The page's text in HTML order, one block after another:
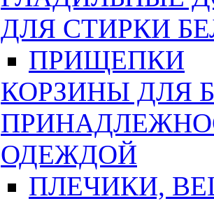
ДЛЯ СТИРКИ
ПРИЩЕПКИ
КОРЗИНЫ ДЛЯ
ОДЕЖДОЙ
ПЛЕЧИКИ,